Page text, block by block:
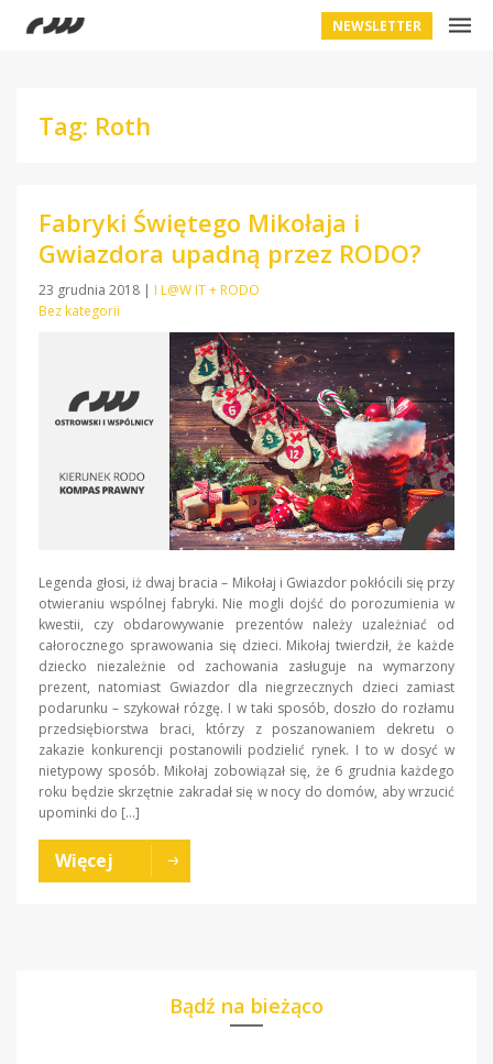
NEWSLETTER
Tag: Roth
Fabryki Świętego Mikołaja i
Gwiazdora upadną przez RODO?
23 grudnia 2018 | I L@W IT + RODO
Bez kategorii
Legenda głosi, iż dwaj bracia – Mikołaj i Gwiazdor pokłócili się przy
otwieraniu wspólnej fabryki. Nie mogli dojść do porozumienia w
kwestii, czy obdarowywanie prezentów należy uzależniać od
całorocznego sprawowania się dzieci. Mikołaj twierdził, że każde
dziecko niezależnie od zachowania zasługuje na wymarzony
prezent, natomiast Gwiazdor dla niegrzecznych dzieci zamiast
podarunku – szykował rózgę. I w taki sposób, doszło do rozłamu
przedsiębiorstwa braci, którzy z poszanowaniem dekretu o
zakazie konkurencji postanowili podzielić rynek. I to w dosyć w
nietypowy sposób. Mikołaj zobowiązał się, że 6 grudnia każdego
roku będzie skrzętnie zakradał się w nocy do domów, aby wrzucić
upominki do […]
Więcej
Bądź na bieżąco